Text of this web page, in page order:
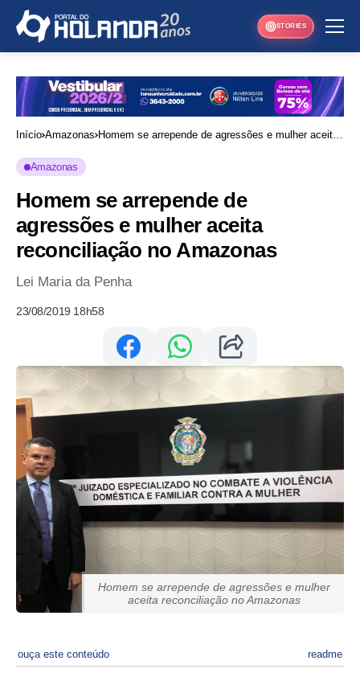
STORIES
Início Amazonas Homem se arrepende de agressões e mulher aceita
Amazonas
Homem se arrepende de
agressões e mulher aceita
reconciliação no Amazonas
Lei Maria da Penha
23/08/2019 18h58
Homem se arrepende de agressões e mulher
aceita reconciliação no Amazonas
ouça este conteúdo readme